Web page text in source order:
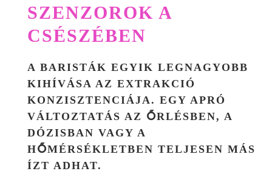
SZENZOROK A
CSÉSZÉBEN
A BARISTÁK EGYIK LEGNAGYOBB
KIHÍVÁSA AZ EXTRAKCIÓ
KONZISZTENCIÁJA. EGY APRÓ
VÁLTOZTATÁS AZ ŐRLÉSBEN, A
DÓZISBAN VAGY A
HŐMÉRSÉKLETBEN TELJESEN MÁS
ÍZT ADHAT.